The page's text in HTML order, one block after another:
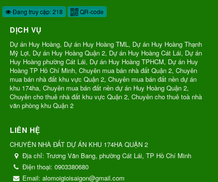
Đang truy cập: 218 QR-code
DỊCH VỤ
Dự án Huy Hoàng, Dự án Huy Hoàng TML, Dự án Huy Hoàng Thạnh
Mỹ Lợi, Dự án Huy Hoàng Quận 2, Dự án Huy Hoàng Cát Lái, Dự án
Huy Hoàng phường Cát Lái, Dự án Huy Hoàng TPHCM, Dự án Huy
Hoàng TP Hồ Chí Minh, Chuyên mua bán nhà đất Quận 2, Chuyên
mua bán nhà đất khu vực Quận 2, Chuyên mua bán đất nền dự án
khu 174ha, Chuyên mua bán đất nền dự án Huy Hoàng Quận 2,
Chuyên cho thuê nhà đất khu vực Quận 2, Chuyên cho thuê toà nhà
văn phòng khu Quận 2
LIÊN HỆ
CHUYÊN NHÀ ĐẤT DỰ ÁN KHU 174HA QUẬN 2
Địa chỉ: Trương Văn Bang, phường Cát Lái, TP Hồ Chí Minh
Điện thoại: 0903380680
Email: alomoigioisaigon@gmail.com